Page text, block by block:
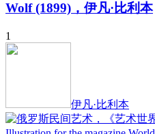
Wolf (1899)，伊凡·比利本
1
伊凡·比利本